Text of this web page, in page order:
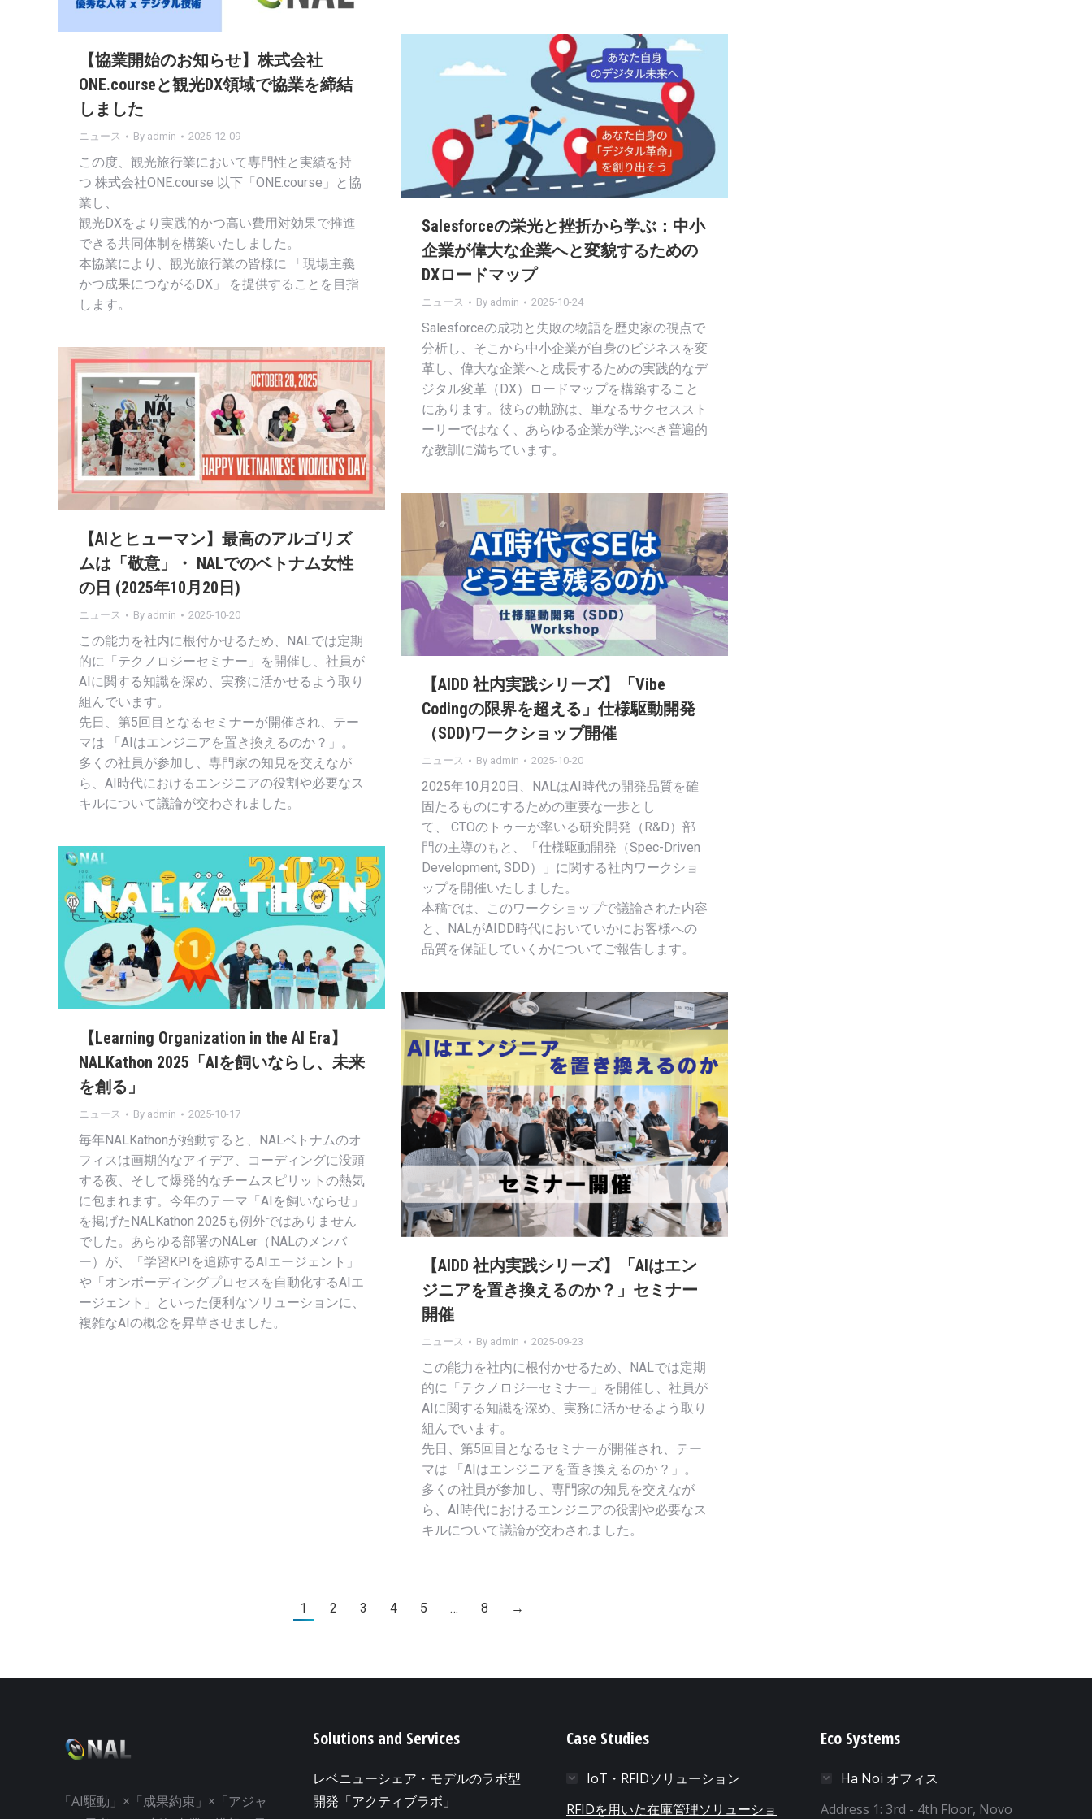
【協業開始のお知らせ】株式会社
ONE.courseと観光DX領域で協業を締結
しました
ニュース By admin 2025-12-09
この度、観光旅行業において専門性と実績を持
つ 株式会社ONE.course 以下「ONE.course」と協
業し、
観光DXをより実践的かつ高い費用対効果で推進
できる共同体制を構築いたしました。
本協業により、観光旅行業の皆様に 「現場主義
かつ成果につながるDX」 を提供することを目指
します。
Salesforceの栄光と挫折から学ぶ：中小
企業が偉大な企業へと変貌するための
DXロードマップ
ニュース By admin 2025-10-24
Salesforceの成功と失敗の物語を歴史家の視点で
分析し、そこから中小企業が自身のビジネスを変
革し、偉大な企業へと成長するための実践的なデ
ジタル変革（DX）ロードマップを構築すること
にあります。彼らの軌跡は、単なるサクセススト
ーリーではなく、あらゆる企業が学ぶべき普遍的
な教訓に満ちています。
【AIとヒューマン】最高のアルゴリズ
ムは「敬意」・ NALでのベトナム女性
の日 (2025年10月20日)
ニュース By admin 2025-10-20
この能力を社内に根付かせるため、NALでは定期
的に「テクノロジーセミナー」を開催し、社員が
AIに関する知識を深め、実務に活かせるよう取り
組んでいます。
先日、第5回目となるセミナーが開催され、テー
マは 「AIはエンジニアを置き換えるのか？」。
多くの社員が参加し、専門家の知見を交えなが
ら、AI時代におけるエンジニアの役割や必要なス
キルについて議論が交わされました。
【AIDD 社内実践シリーズ】「Vibe
Codingの限界を超える」仕様駆動開発
（SDD)ワークショップ開催
ニュース By admin 2025-10-20
2025年10月20日、NALはAI時代の開発品質を確
固たるものにするための重要な一歩とし
て、 CTOのトゥーが率いる研究開発（R&D）部
門の主導のもと、「仕様駆動開発（Spec-Driven
Development, SDD）」に関する社内ワークショ
ップを開催いたしました。
本稿では、このワークショップで議論された内容
と、NALがAIDD時代においていかにお客様への
品質を保証していくかについてご報告します。
【Learning Organization in the AI Era】
NALKathon 2025「AIを飼いならし、未来
を創る」
ニュース By admin 2025-10-17
毎年NALKathonが始動すると、NALベトナムのオ
フィスは画期的なアイデア、コーディングに没頭
する夜、そして爆発的なチームスピリットの熱気
に包まれます。今年のテーマ「AIを飼いならせ」
を掲げたNALKathon 2025も例外ではありません
でした。あらゆる部署のNALer（NALのメンバ
ー）が、「学習KPIを追跡するAIエージェント」
や「オンボーディングプロセスを自動化するAIエ
ージェント」といった便利なソリューションに、
複雑なAIの概念を昇華させました。
【AIDD 社内実践シリーズ】「AIはエン
ジニアを置き換えるのか？」セミナー
開催
ニュース By admin 2025-09-23
この能力を社内に根付かせるため、NALでは定期
的に「テクノロジーセミナー」を開催し、社員が
AIに関する知識を深め、実務に活かせるよう取り
組んでいます。
先日、第5回目となるセミナーが開催され、テー
マは 「AIはエンジニアを置き換えるのか？」。
多くの社員が参加し、専門家の知見を交えなが
ら、AI時代におけるエンジニアの役割や必要なス
キルについて議論が交わされました。
1 2 3 4 5 … 8 →
「AI駆動」×「成果約束」×「アジャ
Solutions and Services
レベニューシェア・モデルのラボ型
開発「アクティブラボ」
Case Studies
IoT・RFIDソリューション
RFIDを用いた在庫管理ソリューショ
Eco Systems
Ha Noi オフィス
Address 1: 3rd - 4th Floor, Novo